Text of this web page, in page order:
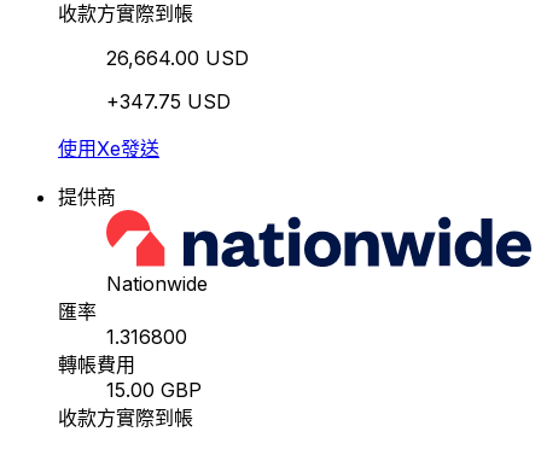
收款方實際到帳
26,664.00 USD
+347.75 USD
使用Xe發送
提供商
Nationwide
匯率
1.316800
轉帳費用
15.00 GBP
收款方實際到帳